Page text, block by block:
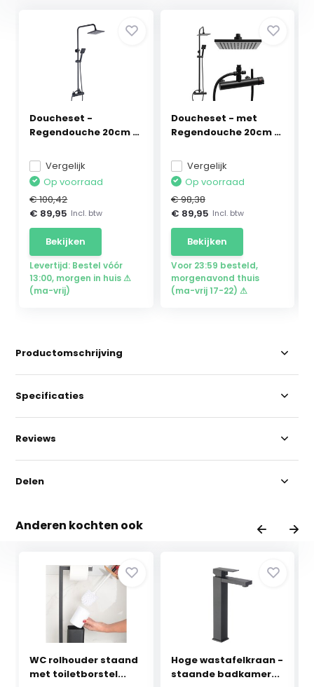
Doucheset -
Regendouche 20cm -
Vergelijk
Op voorraad
€ 100,42
€ 89,95 Incl. btw
Bekijken
Levertijd: Bestel vóór
13:00, morgen in huis ⚠
(ma-vrij)
Doucheset - met
Regendouche 20cm -
Vergelijk
Op voorraad
€ 98,38
€ 89,95 Incl. btw
Bekijken
Voor 23:59 besteld,
morgenavond thuis
(ma-vrij 17-22) ⚠
Productomschrijving
Specificaties
Reviews
Delen
Anderen kochten ook
WC rolhouder staand
met toiletborstel...
Hoge wastafelkraan -
staande badkamer...